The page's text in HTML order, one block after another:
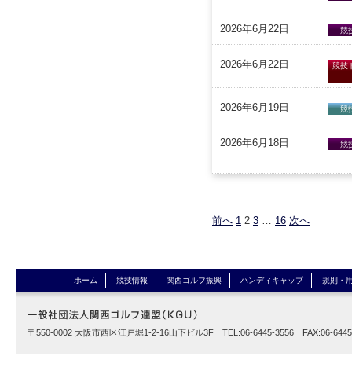
2026年6月22日 競
2026年6月22日 競技
2026年6月19日 競
2026年6月18日 競
前へ 1 2 3 … 16 次へ
ホーム 競技情報 関西ゴルフ振興 ハンディキャップ 規則・
〒550-0002 大阪市西区江戸堀1-2-16山下ビル3F TEL:06-6445-3556 FAX:06-